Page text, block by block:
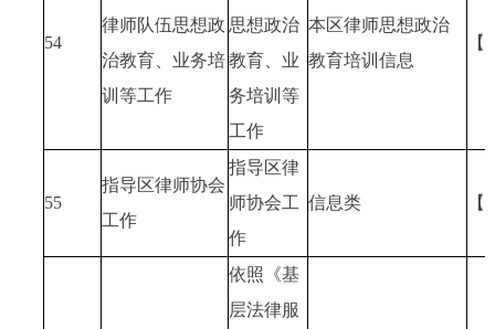
54
律师队伍思想政
治教育、业务培
训等工作
思想政治
教育、业
务培训等
工作
本区律师思想政治
教育培训信息
55
指导区律师协会
工作
指导区律
师协会工
作
信息类
依照《基
层法律服